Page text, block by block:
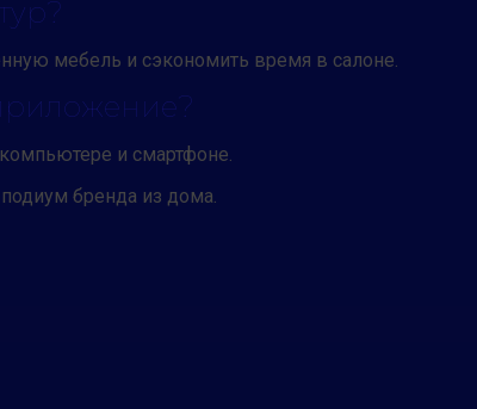
мебель и сэкономить время в салоне.
и смартфоне.
бренда из дома.